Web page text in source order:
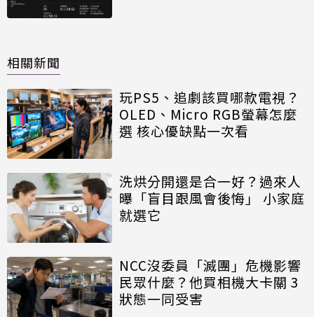
相關新聞
玩PS5、追劇該買哪款電視？
OLED、Micro RGB螢幕怎麼
選 核心優缺點一次看
洗烘分開還是合一好？過來人
曝「盲目跟風會後悔」 小家庭
就選它
NCC沒委員「滅團」危機影響
民眾什麼？他買相機大卡關 3
狀態一同受害